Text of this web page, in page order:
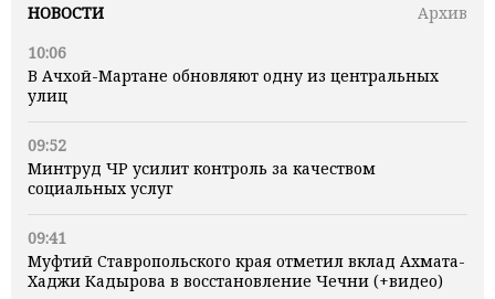
НОВОСТИ
Архив
10:06
В Ачхой-Мартане обновляют одну из центральных
улиц
09:52
Минтруд ЧР усилит контроль за качеством
социальных услуг
09:41
Муфтий Ставропольского края отметил вклад Ахмата-
Хаджи Кадырова в восстановление Чечни (+видео)